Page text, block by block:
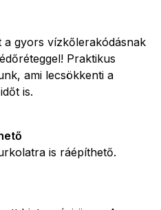
a gyors vízkőlerakódásnak
Praktikus
ami lecsökkenti a
is.
is ráépíthető.